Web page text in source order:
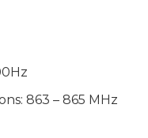
863 – 865 MHz